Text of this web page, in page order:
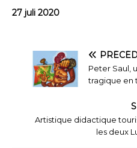
27 juli 2020
Peter Saul,
tragique en
Artistique didactique
les deux